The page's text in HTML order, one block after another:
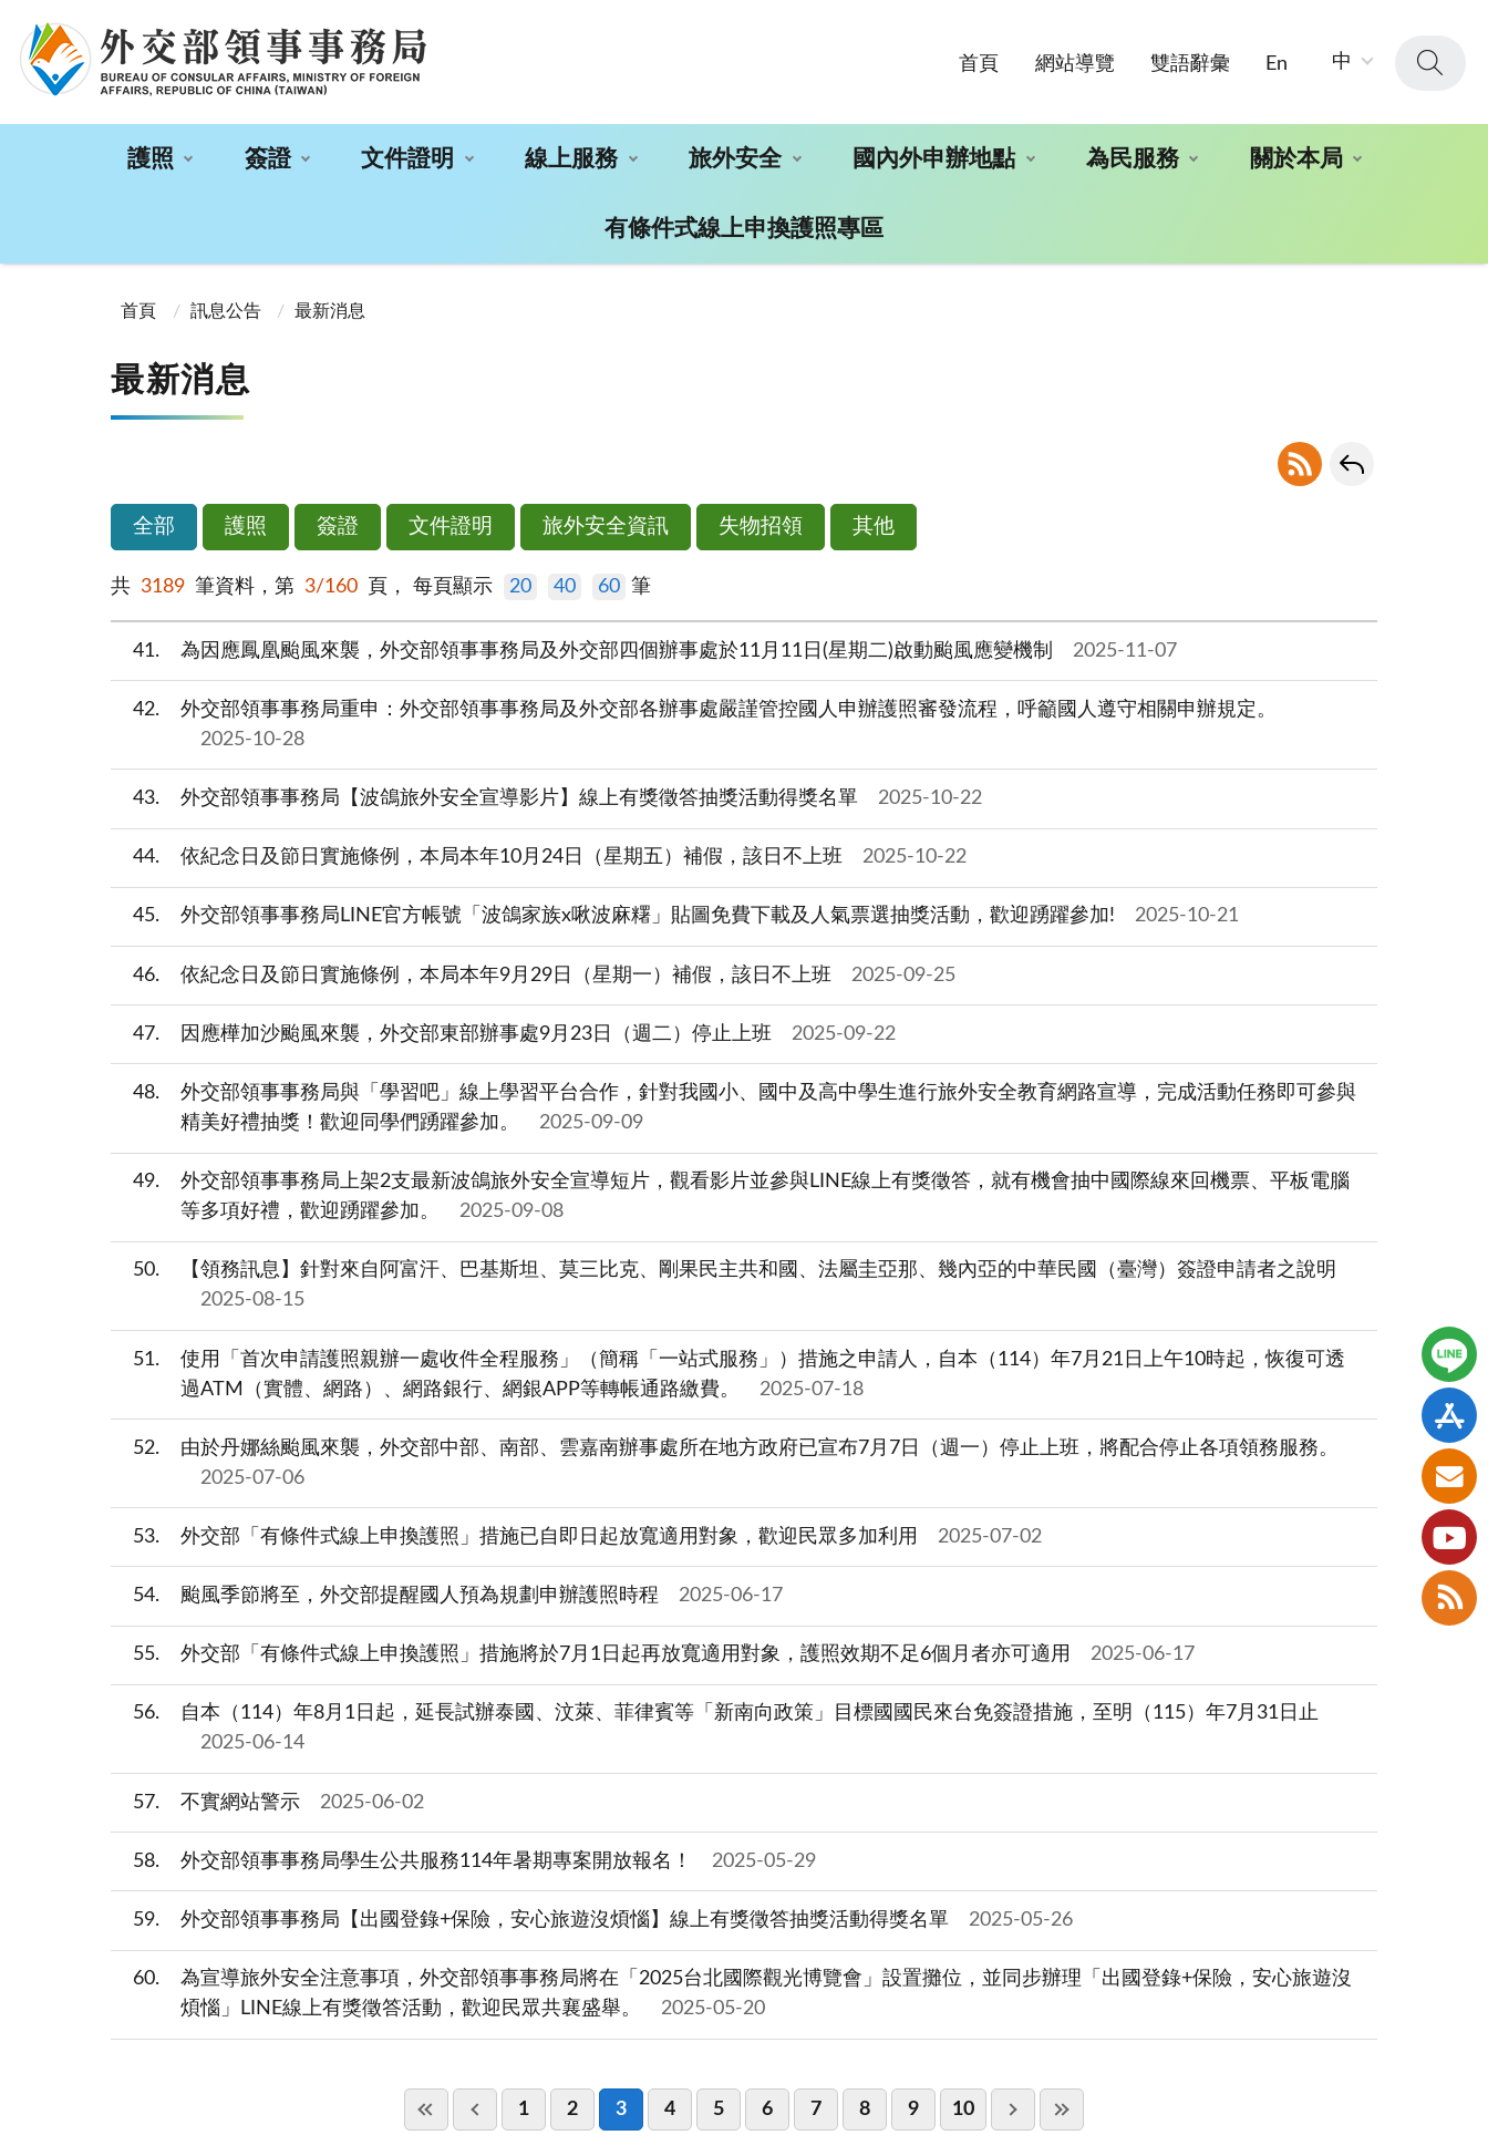
首頁 網站導覽 雙語辭彙 En 中
護照 簽證 文件證明 線上服務 旅外安全 國內外申辦地點 為民服務 關於本局
有條件式線上申換護照專區
首頁
訊息公告 最新消息
最新消息
全部 護照 簽證 文件證明 旅外安全資訊 失物招領 其他
共 3189 筆資料，第 3/160 頁， 每頁顯示 20 40 60 筆
41 為因應鳳凰颱風來襲，外交部領事事務局及外交部四個辦事處於11月11日(星期二)啟動颱風應變機制 2025-11-07
42
外交部領事事務局重申：外交部領事事務局及外交部各辦事處嚴謹管控國人申辦護照審發流程，呼籲國人遵守相關申辦規定。
2025-10-28
43 外交部領事事務局【波鴿旅外安全宣導影片】線上有獎徵答抽獎活動得獎名單 2025-10-22
44 依紀念日及節日實施條例，本局本年10月24日（星期五）補假，該日不上班 2025-10-22
45 外交部領事事務局LINE官方帳號「波鴿家族x啾波麻糬」貼圖免費下載及人氣票選抽獎活動，歡迎踴躍參加! 2025-10-21
46 依紀念日及節日實施條例，本局本年9月29日（星期一）補假，該日不上班 2025-09-25
47 因應樺加沙颱風來襲，外交部東部辦事處9月23日（週二）停止上班 2025-09-22
48
外交部領事事務局與「學習吧」線上學習平台合作，針對我國小、國中及高中學生進行旅外安全教育網路宣導，完成活動任務即可參與
精美好禮抽獎！歡迎同學們踴躍參加。
2025-09-09
49
外交部領事事務局上架2支最新波鴿旅外安全宣導短片，觀看影片並參與LINE線上有獎徵答，就有機會抽中國際線來回機票、平板電腦
等多項好禮，歡迎踴躍參加。
2025-09-08
50
【領務訊息】針對來自阿富汗、巴基斯坦、莫三比克、剛果民主共和國、法屬圭亞那、幾內亞的中華民國（臺灣）簽證申請者之說明
2025-08-15
51
使用「首次申請護照親辦一處收件全程服務」（簡稱「一站式服務」）措施之申請人，自本（114）年7月21日上午10時起，恢復可透
過ATM（實體、網路）、網路銀行、網銀APP等轉帳通路繳費。
2025-07-18
52
由於丹娜絲颱風來襲，外交部中部、南部、雲嘉南辦事處所在地方政府已宣布7月7日（週一）停止上班，將配合停止各項領務服務。
2025-07-06
53 外交部「有條件式線上申換護照」措施已自即日起放寬適用對象，歡迎民眾多加利用 2025-07-02
54 颱風季節將至，外交部提醒國人預為規劃申辦護照時程 2025-06-17
55 外交部「有條件式線上申換護照」措施將於7月1日起再放寬適用對象，護照效期不足6個月者亦可適用 2025-06-17
56
自本（114）年8月1日起，延長試辦泰國、汶萊、菲律賓等「新南向政策」目標國國民來台免簽證措施，至明（115）年7月31日止
2025-06-14
57 不實網站警示 2025-06-02
58 外交部領事事務局學生公共服務114年暑期專案開放報名！ 2025-05-29
59 外交部領事事務局【出國登錄+保險，安心旅遊沒煩惱】線上有獎徵答抽獎活動得獎名單 2025-05-26
60
為宣導旅外安全注意事項，外交部領事事務局將在「2025台北國際觀光博覽會」設置攤位，並同步辦理「出國登錄+保險，安心旅遊沒
煩惱」LINE線上有獎徵答活動，歡迎民眾共襄盛舉。
2025-05-20
1 2 3 4 5 6 7 8 9 10